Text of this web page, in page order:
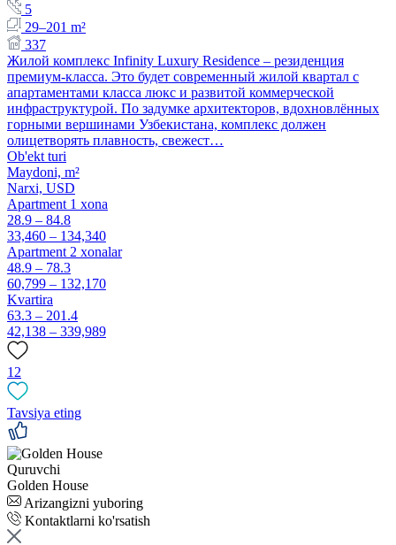
5
29–201 m²
337
Жилой комплекс Infinity Luxury Residence – резиденция
премиум-класса. Это будет современный жилой квартал с
апартаментами класса люкс и развитой коммерческой
инфраструктурой. По задумке архитекторов, вдохновлённых
горными вершинами Узбекистана, комплекс должен
олицетворять плавность, свежест…
Ob'ekt turi
Maydoni, m²
Narxi, USD
Apartment 1 xona
28.9 – 84.8
33,460 – 134,340
Apartment 2 xonalar
48.9 – 78.3
60,799 – 132,170
Kvartira
63.3 – 201.4
42,138 – 339,989
12
Tavsiya eting
Quruvchi
Golden House
Arizangizni yuboring
Kontaktlarni ko'rsatish